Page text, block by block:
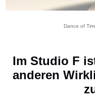
Dance of
Im Studio F
anderen